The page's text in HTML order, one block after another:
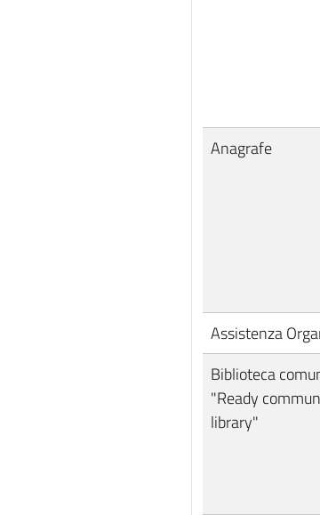
Anagrafe
Assistenza
Biblioteca
"Ready
library"